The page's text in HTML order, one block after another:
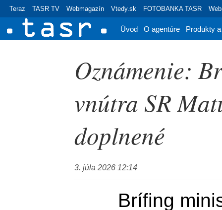
Teraz TASR TV Webmagazín Vtedy.sk FOTOBANKA TASR
Úvod O agentúre Produkty
Oznámenie:
vnútra SR
doplnené
3. júla 2026 12:14